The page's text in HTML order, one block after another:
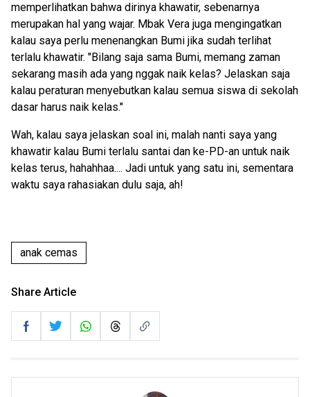
memperlihatkan bahwa dirinya khawatir, sebenarnya
merupakan hal yang wajar. Mbak Vera juga mengingatkan
kalau saya perlu menenangkan Bumi jika sudah terlihat
terlalu khawatir. "Bilang saja sama Bumi, memang zaman
sekarang masih ada yang nggak naik kelas? Jelaskan saja
kalau peraturan menyebutkan kalau semua siswa di sekolah
dasar harus naik kelas."
Wah, kalau saya jelaskan soal ini, malah nanti saya yang
khawatir kalau Bumi terlalu santai dan ke-PD-an untuk naik
kelas terus, hahahhaa.... Jadi untuk yang satu ini, sementara
waktu saya rahasiakan dulu saja, ah!
anak cemas
Share Article